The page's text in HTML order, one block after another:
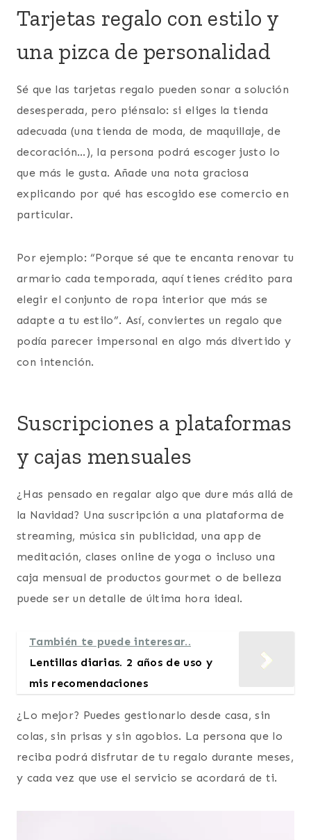
Tarjetas regalo con estilo y
una pizca de personalidad
Sé que las tarjetas regalo pueden sonar a solución
desesperada, pero piénsalo: si eliges la tienda
adecuada (una tienda de moda, de maquillaje, de
decoración…), la persona podrá escoger justo lo
que más le gusta. Añade una nota graciosa
explicando por qué has escogido ese comercio en
particular.
Por ejemplo: “Porque sé que te encanta renovar tu
armario cada temporada, aquí tienes crédito para
elegir el conjunto de ropa interior que más se
adapte a tu estilo”. Así, conviertes un regalo que
podía parecer impersonal en algo más divertido y
con intención.
Suscripciones a plataformas
y cajas mensuales
¿Has pensado en regalar algo que dure más allá de
la Navidad? Una suscripción a una plataforma de
streaming, música sin publicidad, una app de
meditación, clases online de yoga o incluso una
caja mensual de productos gourmet o de belleza
puede ser un detalle de última hora ideal.
También te puede interesar..
Lentillas diarias. 2 años de uso y
mis recomendaciones
¿Lo mejor? Puedes gestionarlo desde casa, sin
colas, sin prisas y sin agobios. La persona que lo
reciba podrá disfrutar de tu regalo durante meses,
y cada vez que use el servicio se acordará de ti.